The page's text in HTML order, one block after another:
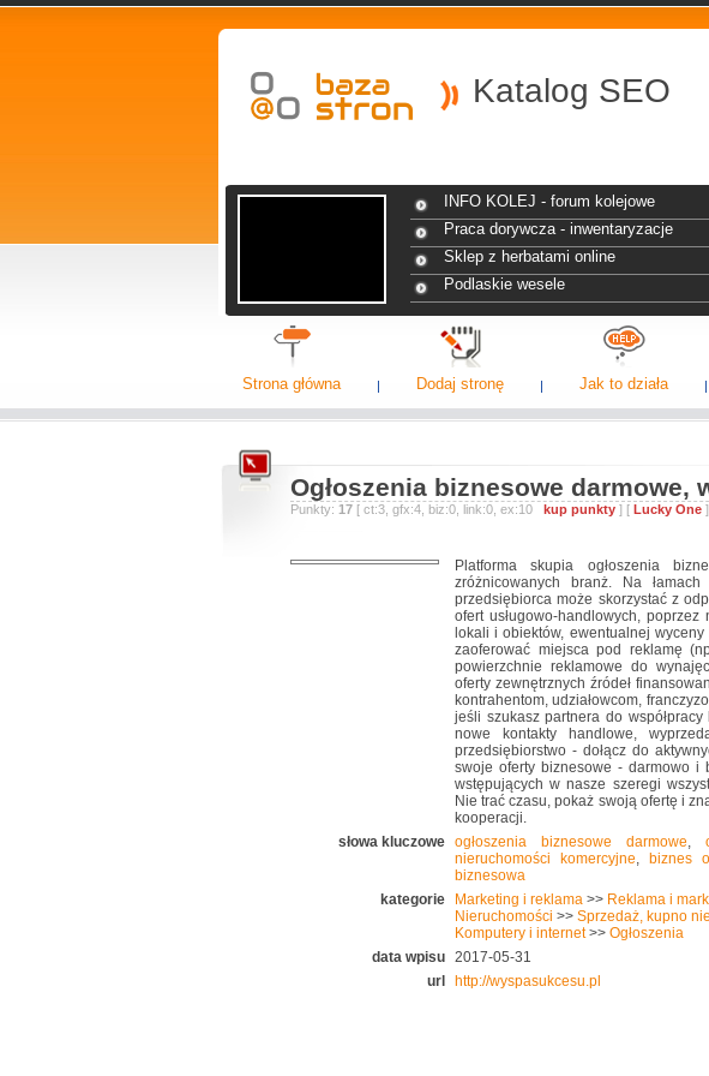
Katalog SEO
INFO KOLEJ - forum kolejowe
Praca dorywcza - inwentaryzacje
Sklep z herbatami online
Podlaskie wesele
Strona główna Dodaj stronę Jak to działa
Ogłoszenia biznesowe darmowe,
Punkty: 17 [ ct:3, gfx:4, biz:0, link:0, ex:10 kup punkty ] [ Lucky One
Platforma skupia ogłoszenia
zróżnicowanych branż. Na łamach
przedsiębiorca może skorzystać z
ofert usługowo-handlowych,
lokali i obiektów, ewentualnej
zaoferować miejsca pod reklamę
powierzchnie reklamowe do
oferty zewnętrznych źródeł
kontrahentom, udziałowcom,
jeśli szukasz partnera do
nowe kontakty handlowe,
przedsiębiorstwo - dołącz do
swoje oferty biznesowe - darmowo i
wstępujących w nasze szeregi
Nie trać czasu, pokaż swoją ofertę i
kooperacji.
słowa kluczowe ogłoszenia biznesowe darmowe,
nieruchomości komercyjne, biznes
biznesowa
kategorie
Marketing i reklama >> Reklama i
Nieruchomości >> Sprzedaż, kupno
Komputery i internet>> Ogłoszenia
data wpisu 2017-05-31
url
http://wyspasukcesu.pl